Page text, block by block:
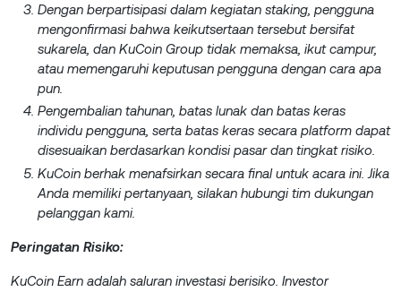
Dengan berpartisipasi dalam kegiatan staking, pengguna
mengonfirmasi bahwa keikutsertaan tersebut bersifat
sukarela, dan KuCoin Group tidak memaksa, ikut campur,
atau memengaruhi keputusan pengguna dengan cara apa
pun.
Pengembalian tahunan, batas lunak dan batas keras
individu pengguna, serta batas keras secara platform dapat
disesuaikan berdasarkan kondisi pasar dan tingkat risiko.
KuCoin berhak menafsirkan secara final untuk acara ini. Jika
Anda memiliki pertanyaan, silakan hubungi tim dukungan
pelanggan kami.
Peringatan Risiko:
KuCoin Earn adalah saluran investasi berisiko. Investor